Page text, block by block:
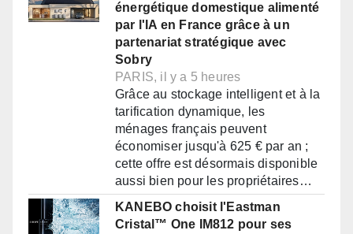
énergétique domestique alimenté
par l'IA en France grâce à un
partenariat stratégique avec
Sobry
PARIS, il y a 5 heures
Grâce au stockage intelligent et à la
tarification dynamique, les
ménages français peuvent
économiser jusqu'à 625 € par an ;
cette offre est désormais disponible
aussi bien pour les propriétaires…
KANEBO choisit l'Eastman
Cristal™ One IM812 pour ses